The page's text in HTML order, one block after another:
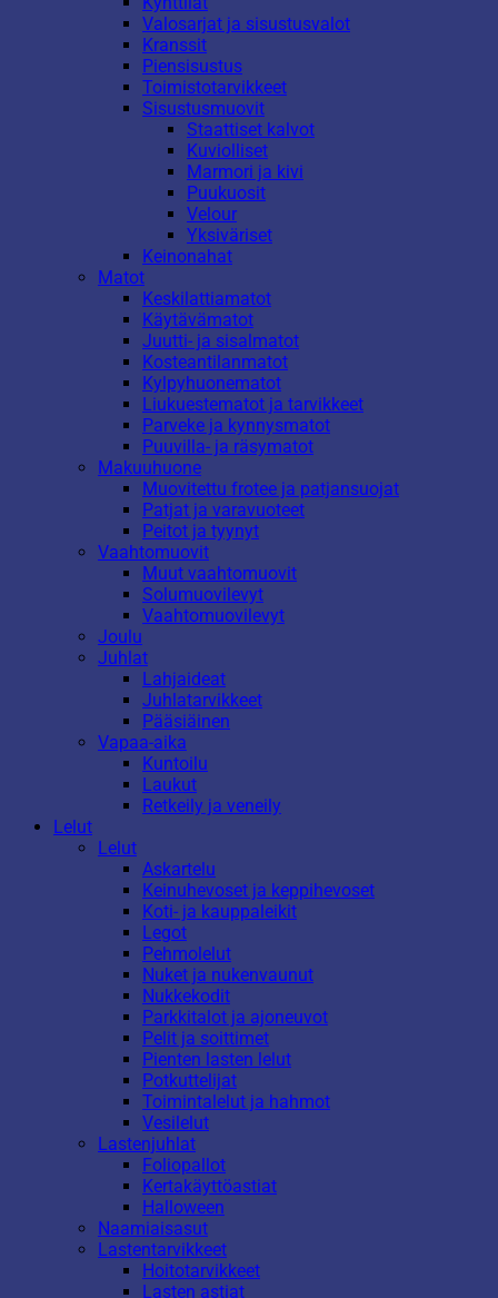
Valosarjat ja sisustusvalot
Kranssit
Piensisustus
Toimistotarvikkeet
Sisustusmuovit
Staattiset kalvot
Kuviolliset
Marmori ja kivi
Puukuosit
Velour
Yksiväriset
Keinonahat
Matot
Keskilattiamatot
Käytävämatot
Juutti- ja sisalmatot
Kosteantilanmatot
Kylpyhuonematot
Liukuestematot ja tarvikkeet
Parveke ja kynnysmatot
Puuvilla- ja räsymatot
Makuuhuone
Muovitettu frotee ja patjansuojat
Patjat ja varavuoteet
Peitot ja tyynyt
Vaahtomuovit
Muut vaahtomuovit
Solumuovilevyt
Vaahtomuovilevyt
Joulu
Juhlat
Lahjaideat
Juhlatarvikkeet
Pääsiäinen
Vapaa-aika
Kuntoilu
Laukut
Retkeily ja veneily
Lelut
Lelut
Askartelu
Keinuhevoset ja keppihevoset
Koti- ja kauppaleikit
Legot
Pehmolelut
Nuket ja nukenvaunut
Nukkekodit
Parkkitalot ja ajoneuvot
Pelit ja soittimet
Pienten lasten lelut
Potkuttelijat
Toimintalelut ja hahmot
Vesilelut
Lastenjuhlat
Foliopallot
Kertakäyttöastiat
Halloween
Naamiaisasut
Lastentarvikkeet
Hoitotarvikkeet
Lasten astiat